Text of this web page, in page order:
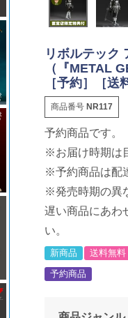
リボルテック
（『METAL
［予約］［送
商品番号 NR117
予約商品です。
※お届け時期は
※予約商品は配
※発売時期の異
遅い商品にあわ
い。
新商品 送料無料
予約商品